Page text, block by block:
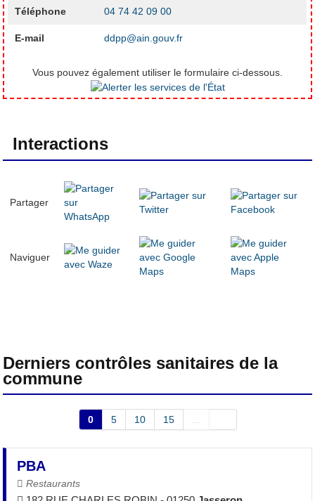
Téléphone 04 74 42 09 00
E-mail ddpp@ain.gouv.fr
Vous pouvez également utiliser le formulaire ci-dessous.
Interactions
Partager
Naviguer
Derniers contrôles sanitaires de la
commune
0 5 10 15 ...
PBA
Restaurants